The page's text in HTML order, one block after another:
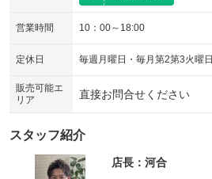
営業時間 10：00～18:00
定休日 毎週月曜日・毎月第2第3火曜日
販売可能エ
リア
直接お問合せください
スタッフ紹介
店長：河合